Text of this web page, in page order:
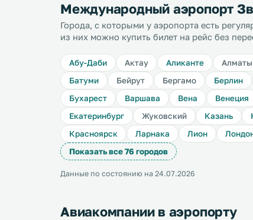
Международный аэропорт
Города, с которыми у аэропорта есть
из них можно купить билет на рейс без
Абу-Даби Актау Аликанте Алматы
Батуми
Бейрут Бергамо Берлин
Бухарест
Варшава Вена Венеция
Екатеринбург
Жуковский Казань
Красноярск
Ларнака Лион
Показать все 76 городов
Данные по состоянию на 24.07.2026
Авиакомпании в аэропорту